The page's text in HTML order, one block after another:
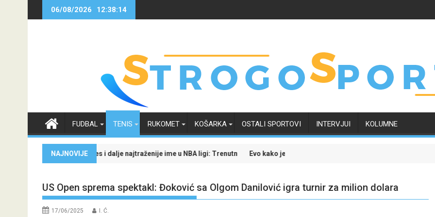
06/08/2026 12:38:15
FUDBAL TENIS RUKOMET KOŠARKA OSTALI SPORTOVI INTERVJUI KOLUMNE
NAJNOVIJE
Žalgiris
James i dalje najtraženije ime u NBA ligi: Trenutno je na raskrsnici, a odluka uskoro "pada"Evo kako je transfer Tarika Muharemovića uticao na njegove buduće saigrače
US Open sprema spektakl: Đoković sa Olgom Danilović igra turnir za milion dolara
17/06/2025 I. Ć.